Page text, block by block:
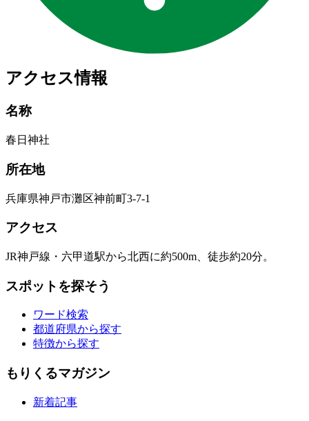
アクセス情報
名称
春日神社
所在地
兵庫県神戸市灘区神前町3-7-1
アクセス
JR神戸線・六甲道駅から北西に約500m、徒歩約20分。
スポットを探そう
ワード検索
都道府県から探す
特徴から探す
もりくるマガジン
新着記事